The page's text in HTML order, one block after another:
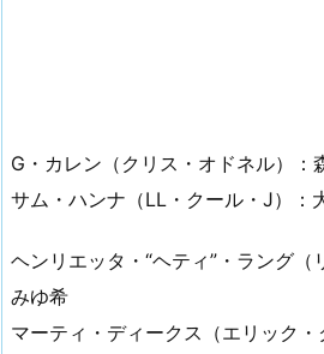
G・カレン（クリス・オドネル）：
サム・ハンナ（LL・クール・J）：
ヘンリエッタ・“ヘティ”・ラング
みゆ希
マーティ・ディークス（エリック